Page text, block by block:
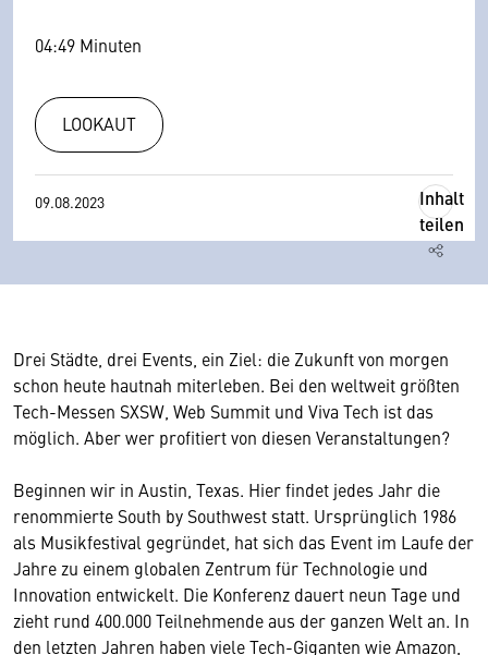
04:49 Minuten
LOOKAUT
09.08.2023
Inhalt
teilen
Drei Städte, drei Events, ein Ziel: die Zukunft von morgen
schon heute hautnah miterleben. Bei den weltweit größten
Tech-Messen SXSW, Web Summit und Viva Tech ist das
möglich. Aber wer profitiert von diesen Veranstaltungen?
Beginnen wir in Austin, Texas. Hier findet jedes Jahr die
renommierte South by Southwest statt. Ursprünglich 1986
als Musikfestival gegründet, hat sich das Event im Laufe der
Jahre zu einem globalen Zentrum für Technologie und
Innovation entwickelt. Die Konferenz dauert neun Tage und
zieht rund 400.000 Teilnehmende aus der ganzen Welt an. In
den letzten Jahren haben viele Tech-Giganten wie Amazon,